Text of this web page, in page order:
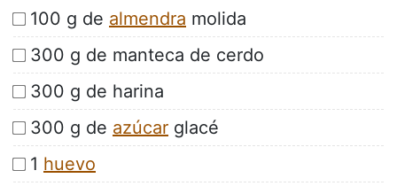
100 g de almendra molida
300 g de manteca de cerdo
300 g de harina
300 g de azúcar glacé
1 huevo